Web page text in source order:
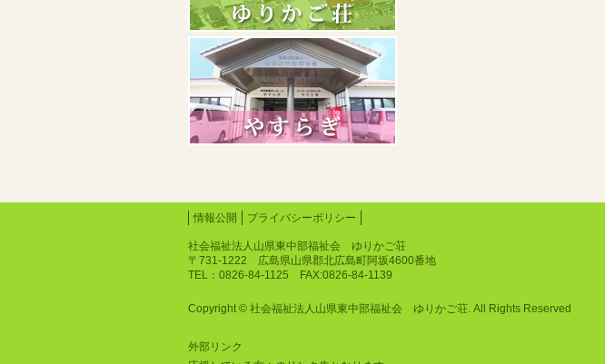
情報公開 プライバシーポリシー
社会福祉法人山県東中部福祉会 ゆりかご荘
〒731-1222 広島県山県郡北広島町阿坂4600番地
TEL：0826-84-1125 FAX:0826-84-1139
Copyright © 社会福祉法人山県東中部福祉会 ゆりかご荘. All Rights Reserved
外部リンク